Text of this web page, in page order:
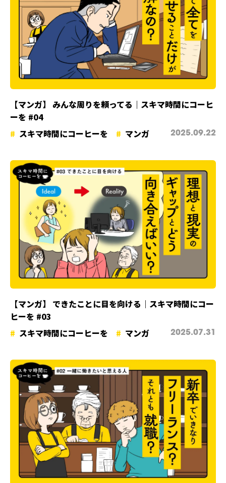
【マンガ】 みんな周りを頼ってる｜スキマ時間にコーヒ
ーを #04
スキマ時間にコーヒーを
マンガ 2025.09.22
【マンガ】 できたことに目を向ける｜スキマ時間にコー
ヒーを #03
スキマ時間にコーヒーを
マンガ 2025.07.31